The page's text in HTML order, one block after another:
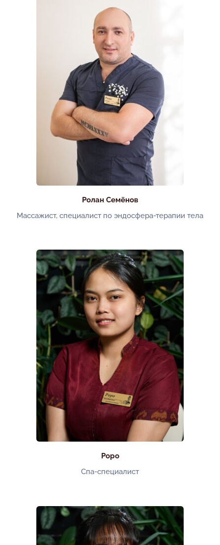
Ролан Семёнов
Массажист, специалист по эндосфера-терапии тела
Роро
Спа-специалист